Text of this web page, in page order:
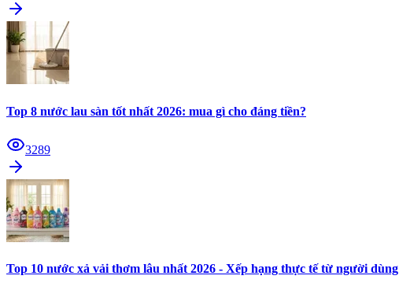
Top 8 nước lau sàn tốt nhất 2026: mua gì cho đáng tiền?
3289
Top 10 nước xả vải thơm lâu nhất 2026 - Xếp hạng thực tế từ người dùng